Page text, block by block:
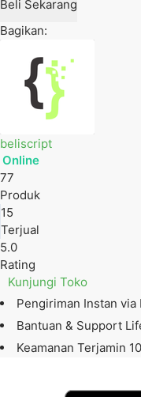
Beli Sekarang
Bagikan:
beliscript
Online
77
Produk
15
Terjual
5.0
Rating
Kunjungi Toko
Pengiriman Instan via
Bantuan & Support
Keamanan Terjamin